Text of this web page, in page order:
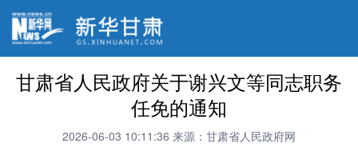
甘肃省人民政府关于谢兴文等同志职务
任免的通知
2026-06-03 10:11:36 来源：甘肃省人民政府网